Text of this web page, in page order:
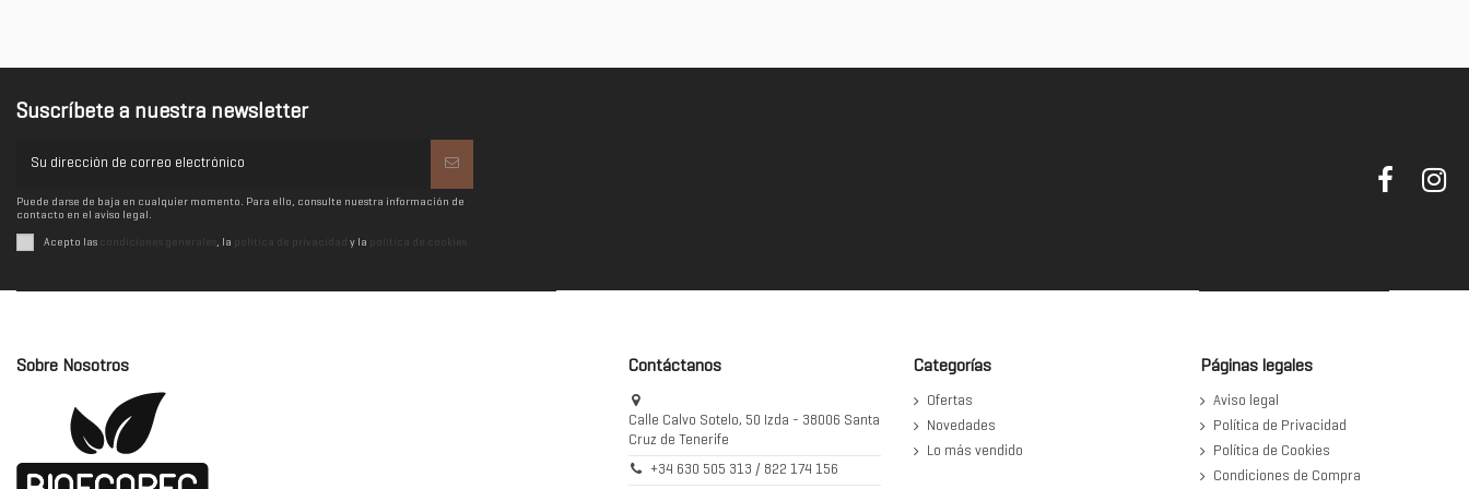
Suscríbete a nuestra newsletter
Puede darse de baja en cualquier momento. Para ello, consulte nuestra información de
contacto en el aviso legal.
Acepto las , la política de privacidad y la
Sobre Nosotros Contáctanos
Calle Calvo Sotelo, 50 Izda - 38006 Santa
Cruz de Tenerife
+34 630 505 313 / 822 174 156
Categorías
Ofertas
Novedades
Lo más vendido
Páginas legales
Aviso legal
Política de Privacidad
Política de Cookies
Condiciones de Compra